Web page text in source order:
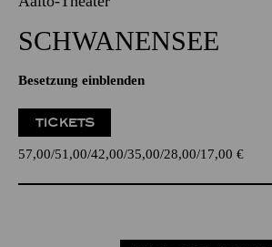
SCHWANEN­SEE
Besetzung einblenden
TICKETS
57,00 51,00 42,00 35,00 28,00 17,00 €